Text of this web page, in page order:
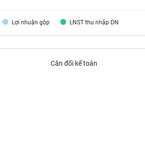
Lợi nhuận gộp LNST thu nhập DN
Cân đối kế toán